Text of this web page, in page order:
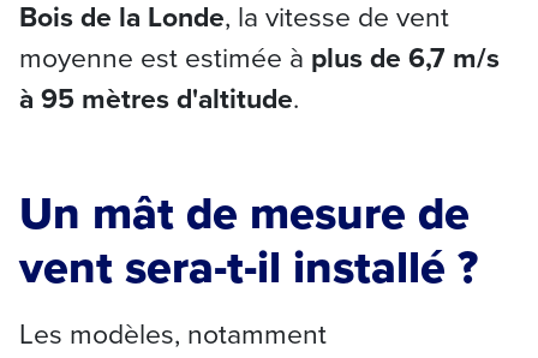
Bois de la Londe, la vitesse de vent
moyenne est estimée à plus de 6,7 m/s
à 95 mètres d'altitude.
Un mât de mesure de
vent sera-t-il installé ?
Les modèles, notamment